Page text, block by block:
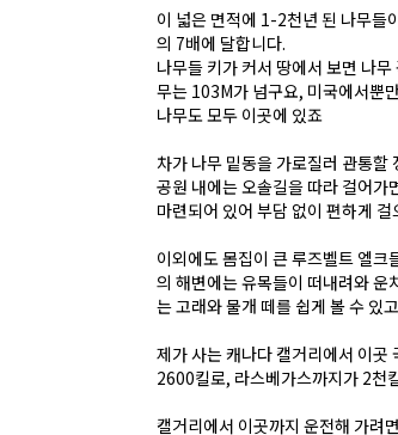
이 넓은 면적에 1-2천년 된 나무들
의 7배에 달합니다.
나무들 키가 커서 땅에서 보면 나
무는 103M가 넘구요, 미국에서뿐
나무도 모두 이곳에 있죠
차가 나무 밑동을 가로질러 관통할
공원 내에는 오솔길을 따라 걸어
마련되어 있어 부담 없이 편하게
이외에도 몸집이 큰 루즈벨트 엘크
의 해변에는 유목들이 떠내려와 운
는 고래와 물개 떼를 쉽게 볼 수 있
제가 사는 캐나다 캘거리에서 이
2600킬로, 라스베가스까지가 2천
캘거리에서 이곳까지 운전해 가려